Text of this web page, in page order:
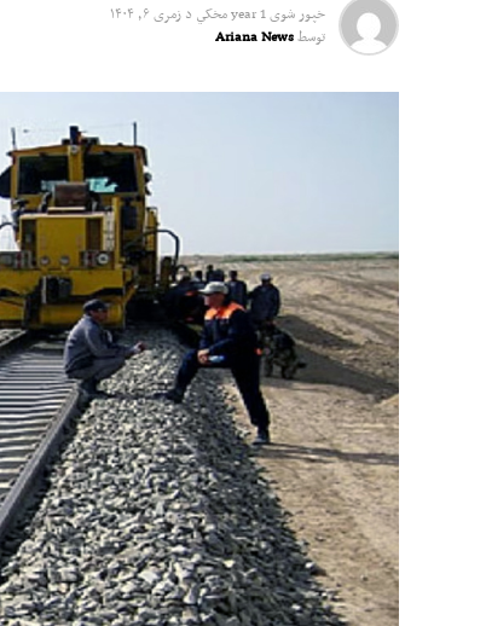
خپور شوی1 year مخکي د زمری ۶, ۱۴۰۴
توسطAriana News